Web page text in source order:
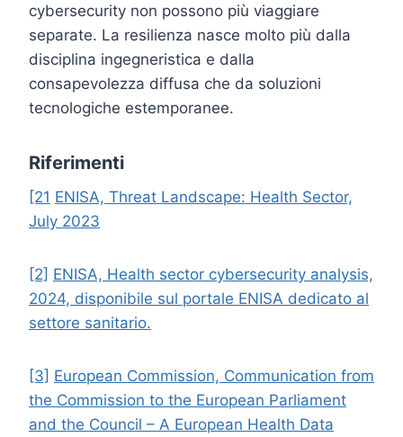
cybersecurity non possono più viaggiare
separate. La resilienza nasce molto più dalla
disciplina ingegneristica e dalla
consapevolezza diffusa che da soluzioni
tecnologiche estemporanee.
Riferimenti
[21 ENISA, Threat Landscape: Health Sector,
July 2023
[2] ENISA, Health sector cybersecurity analysis,
2024, disponibile sul portale ENISA dedicato al
settore sanitario.
[3] European Commission, Communication from
the Commission to the European Parliament
and the Council – A European Health Data